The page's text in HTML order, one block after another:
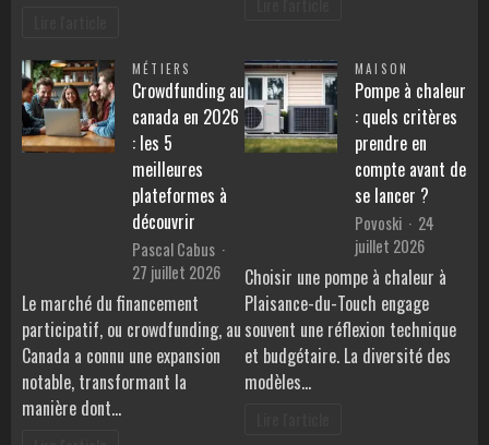
MÉTIERS
Crowdfunding au
canada en 2026
: les 5
meilleures
plateformes à
découvrir
Pascal Cabus
27 juillet 2026
Le marché du financement
participatif, ou crowdfunding, au
Canada a connu une expansion
notable, transformant la
manière dont…
MAISON
Pompe à chaleur
: quels critères
prendre en
compte avant de
se lancer ?
Povoski
24
juillet 2026
Choisir une pompe à chaleur à
Plaisance-du-Touch engage
souvent une réflexion technique
et budgétaire. La diversité des
modèles…